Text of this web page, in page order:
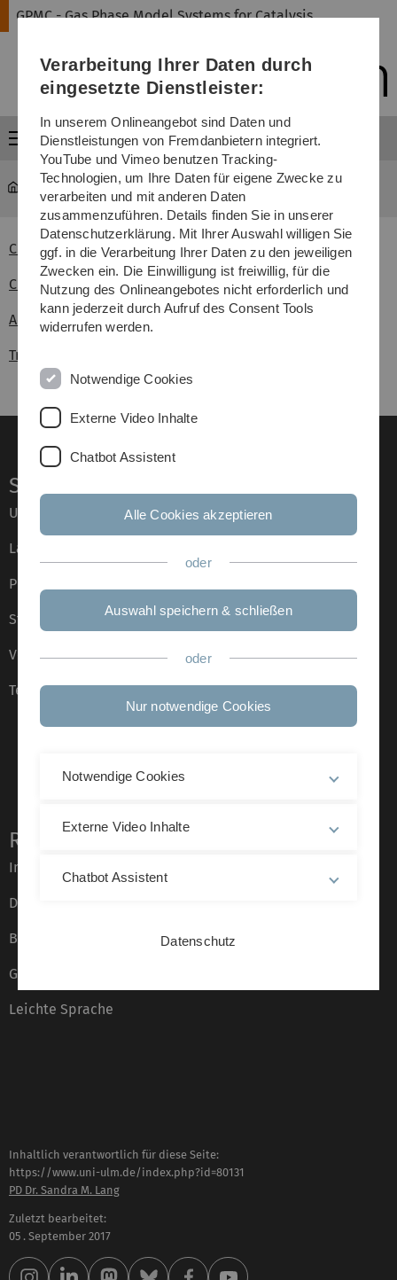
Direkt
Direkt
Direkt
(Sprache,
Drucken,
Media)
Direkt
Direkt
GPMC - Gas Phase Model Systems for Catalysis
Menü
Practical Information
Conference Venue
City of Ulm
Accomodation
Travel Info
Service
Universität von A–Z
Lagepläne
Presse
Stellenangebote
Veranstaltungskalender
Telefonverzeichnis
Rechtliche Hinweise
Impressum
Datenschutz
Barrierefreiheit
Gebärdensprache
Leichte Sprache
Inhaltlich verantwortlich für diese Seite:
https://www.uni-ulm.de/index.php?id=80131
PD Dr. Sandra M. Lang
Zuletzt bearbeitet:
05 . September 2017
Verarbeitung Ihrer Daten durch
eingesetzte Dienstleister:
In unserem Onlineangebot sind Daten und
Dienstleistungen von Fremdanbietern integriert.
YouTube und Vimeo benutzen Tracking-
Technologien, um Ihre Daten für eigene Zwecke zu
verarbeiten und mit anderen Daten
zusammenzuführen. Details finden Sie in unserer
Datenschutzerklärung. Mit Ihrer Auswahl willigen Sie
ggf. in die Verarbeitung Ihrer Daten zu den jeweiligen
Zwecken ein. Die Einwilligung ist freiwillig, für die
Nutzung des Onlineangebotes nicht erforderlich und
kann jederzeit durch Aufruf des Consent Tools
widerrufen werden.
Notwendige Cookies
Externe Video Inhalte
Chatbot Assistent
Alle Cookies akzeptieren
oder
Auswahl speichern & schließen
oder
Nur notwendige Cookies
Notwendige Cookies
Externe Video Inhalte
Chatbot Assistent
Datenschutz